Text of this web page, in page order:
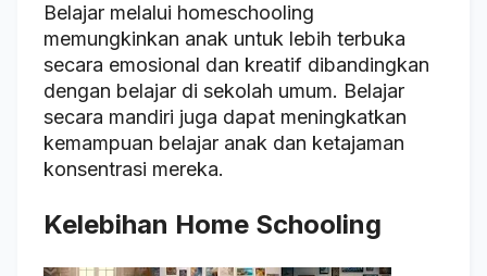
Belajar melalui homeschooling
memungkinkan anak untuk lebih terbuka
secara emosional dan kreatif dibandingkan
dengan belajar di sekolah umum. Belajar
secara mandiri juga dapat meningkatkan
kemampuan belajar anak dan ketajaman
konsentrasi mereka.
Kelebihan Home Schooling